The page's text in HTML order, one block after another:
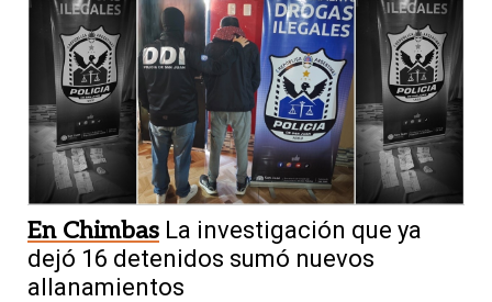
En Chimbas La investigación que ya
dejó 16 detenidos sumó nuevos
allanamientos